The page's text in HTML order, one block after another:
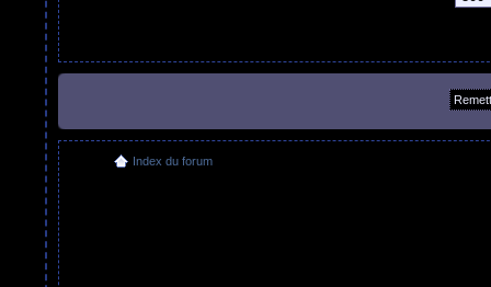
Index du forum